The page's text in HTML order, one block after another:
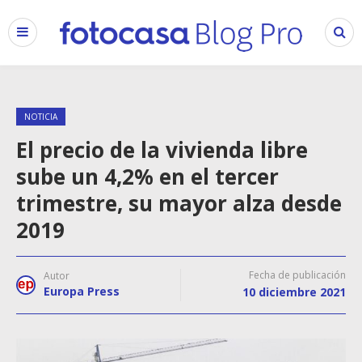
NOTICIA
El precio de la vivienda libre
sube un 4,2% en el tercer
trimestre, su mayor alza desde
2019
Autor
Europa Press
Fecha de publicación
10 diciembre 2021